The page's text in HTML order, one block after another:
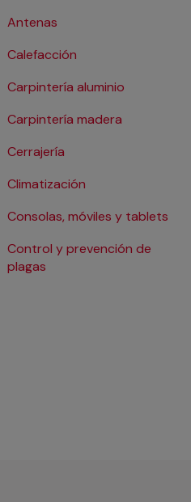
Antenas
Calefacción
Carpintería aluminio
Carpintería madera
Cerrajería
Climatización
Consolas, móviles y tablets
Control y prevención de
plagas